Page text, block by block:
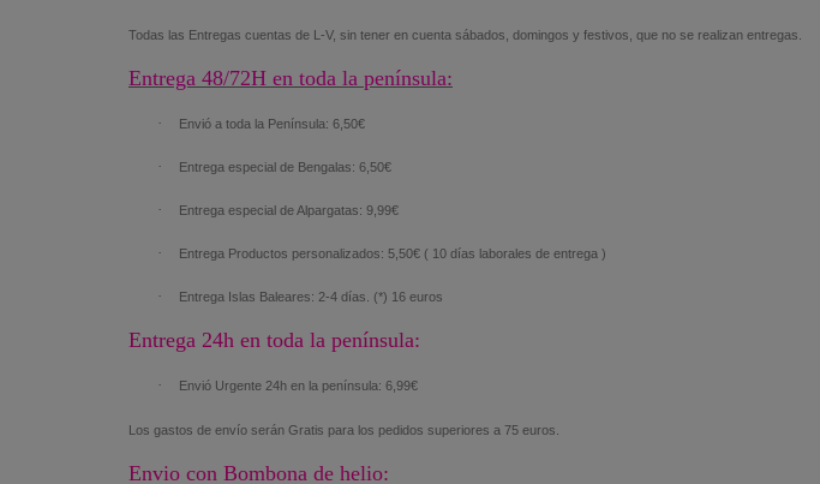
Todas las Entregas cuentas de L-V, sin tener en cuenta sábados, domingos y festivos, que no se realizan entregas.
Entrega 48/72H en toda la península:
· Envió a toda la Península: 6,50€
· Entrega especial de Bengalas: 6,50€
· Entrega especial de Alpargatas: 9,99€
· Entrega Productos personalizados: 5,50€ ( 10 días laborales de entrega )
· Entrega Islas Baleares: 2-4 días. (*) 16 euros
Entrega 24h en toda la península:
· Envió Urgente 24h en la península: 6,99€
Los gastos de envío serán Gratis para los pedidos superiores a 75 euros.
Envio con Bombona de helio: